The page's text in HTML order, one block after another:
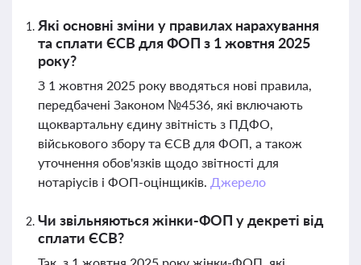
Які основні зміни у правилах нарахування
та сплати ЄСВ для ФОП з 1 жовтня 2025
року?
З 1 жовтня 2025 року вводяться нові правила,
передбачені Законом №4536, які включають
щоквартальну єдину звітність з ПДФО,
військового збору та ЄСВ для ФОП, а також
уточнення обов'язків щодо звітності для
нотаріусів і ФОП-оцінщиків. Джерело
Чи звільняються жінки-ФОП у декреті від
сплати ЄСВ?